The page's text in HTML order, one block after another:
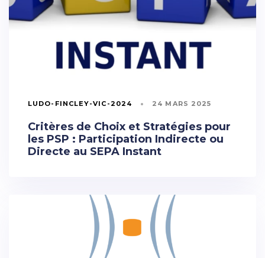
LUDO-FINCLEY-VIC-2024 24 MARS 2025
Critères de Choix et Stratégies pour
les PSP : Participation Indirecte ou
Directe au SEPA Instant